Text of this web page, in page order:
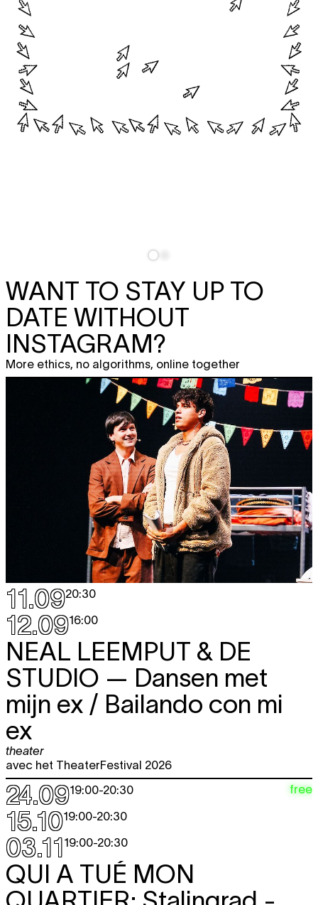
WANT TO STAY UP TO
DATE WITHOUT
INSTAGRAM?
More ethics, no algorithms, online together
11.0920:30
12.0916:00
NEAL LEEMPUT & DE
STUDIO — Dansen met
mijn ex / Bailando con mi
ex
theater
avec het TheaterFestival 2026
24.0919:00-20:30
15.1019:00-20:30
03.1119:00-20:30
free
QUI A TUÉ MON